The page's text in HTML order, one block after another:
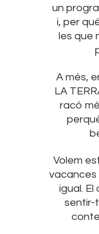
un
i, per
les que
A més,
LA
racó
Volem
vacances
igual. El
sentir-